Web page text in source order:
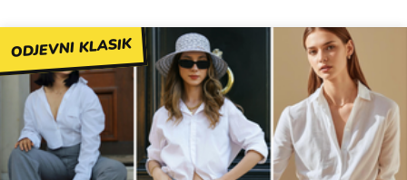
ODJEVNI KLASIK